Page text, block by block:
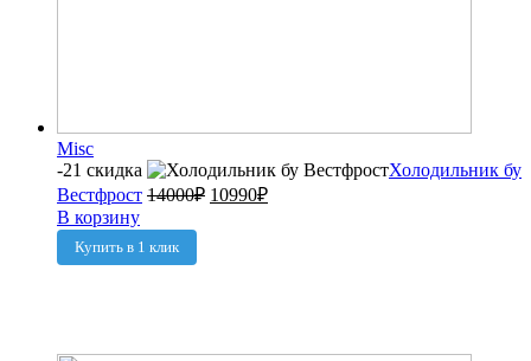
Misc
-21 скидка
Холодильник бу
Вестфрост 14000₽ 10990₽
В корзину
Купить в 1 клик